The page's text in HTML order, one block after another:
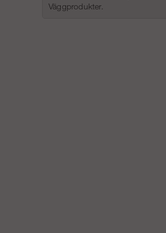
Väggprodukter.